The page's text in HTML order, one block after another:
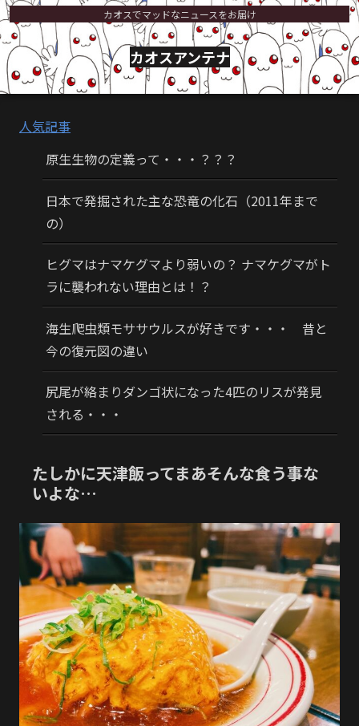
カオスでマッドなニュースをお届け
カオスアンテナ
人気記事
原生生物の定義って・・・？？？
日本で発掘された主な恐竜の化石（2011年まで
の）
ヒグマはナマケグマより弱いの？ ナマケグマがト
ラに襲われない理由とは！？
海生爬虫類モササウルスが好きです・・・ 昔と
今の復元図の違い
尻尾が絡まりダンゴ状になった4匹のリスが発見
される・・・
たしかに天津飯ってまあそんな食う事な
いよな…